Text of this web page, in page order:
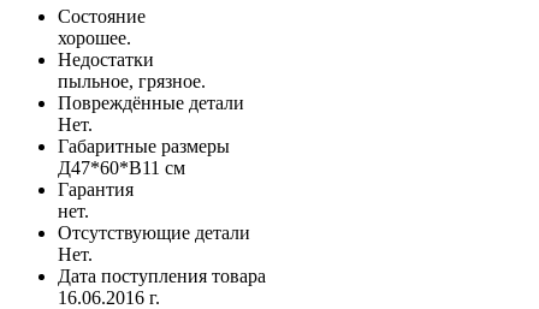
Состояние
хорошее.
Недостатки
пыльное, грязное.
Повреждённые детали
Нет.
Габаритные размеры
Д47*60*В11 см
Гарантия
нет.
Отсутствующие детали
Нет.
Дата поступления товара
16.06.2016 г.